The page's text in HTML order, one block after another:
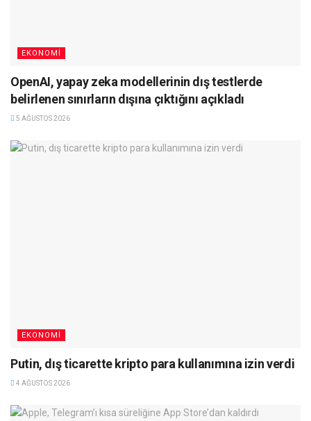
EKONOMI
OpenAI, yapay zeka modellerinin dış testlerde
belirlenen sınırların dışına çıktığını açıkladı
5 AĞUSTOS 2026
EKONOMI
Putin, dış ticarette kripto para kullanımına izin verdi
4 AĞUSTOS 2026